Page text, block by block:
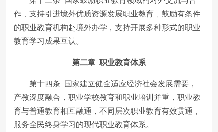
作，支持引进境外优质资源发展职业教育，鼓励有条件
的职业教育机构赴境外办学，支持开展多种形式的职业
教育学习成果互认。
第二章 职业教育体系
第十四条 国家建立健全适应经济社会发展需要，
产教深度融合，职业学校教育和职业培训并重，职业教
育与普通教育相互融通，不同层次职业教育有效贯通，
服务全民终身学习的现代职业教育体系。